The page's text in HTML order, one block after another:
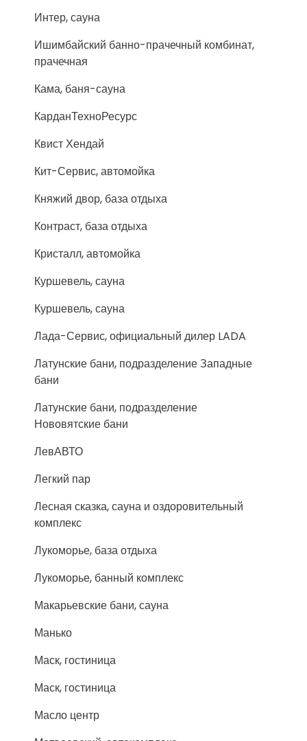
Интер, сауна
Ишимбайский банно-прачечный комбинат,
прачечная
Кама, баня-сауна
КарданТехноРесурс
Квист Хендай
Кит-Сервис, автомойка
Княжий двор, база отдыха
Контраст, база отдыха
Кристалл, автомойка
Куршевель, сауна
Куршевель, сауна
Лада-Сервис, официальный дилер LADA
Латунские бани, подразделение Западные
бани
Латунские бани, подразделение
Нововятские бани
ЛевАВТО
Легкий пар
Лесная сказка, сауна и оздоровительный
комплекс
Лукоморье, база отдыха
Лукоморье, банный комплекс
Макарьевские бани, сауна
Манько
Маск, гостиница
Маск, гостиница
Масло центр